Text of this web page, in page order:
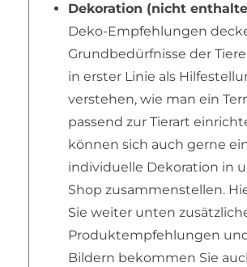
Dekoration (nicht
Deko-Empfehlungen
Grundbedürfnisse der
in erster Linie als
verstehen, wie man ein
passend zur Tierart
können sich auch gerne
individuelle Dekoration in
Shop zusammenstellen.
Sie weiter unten
Produktempfehlungen
Bildern bekommen Sie